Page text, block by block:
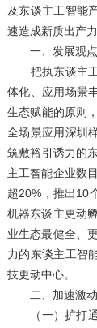
及东谈主工智能
速造成新质出产
一、发展观点
把执东谈主工
体化、应用场景
生态赋能的原则
全场景应用深圳
筑敷裕引诱力的
主工智能企业数
超20%，推出10
机器东谈主更动
业生态最健全、
力的东谈主工智
技更动中心。
二、加速激动
（一）扩打通